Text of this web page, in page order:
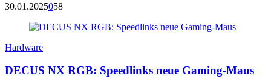
30.01.2025058
Hardware
DECUS NX RGB: Speedlinks neue Gaming-Maus